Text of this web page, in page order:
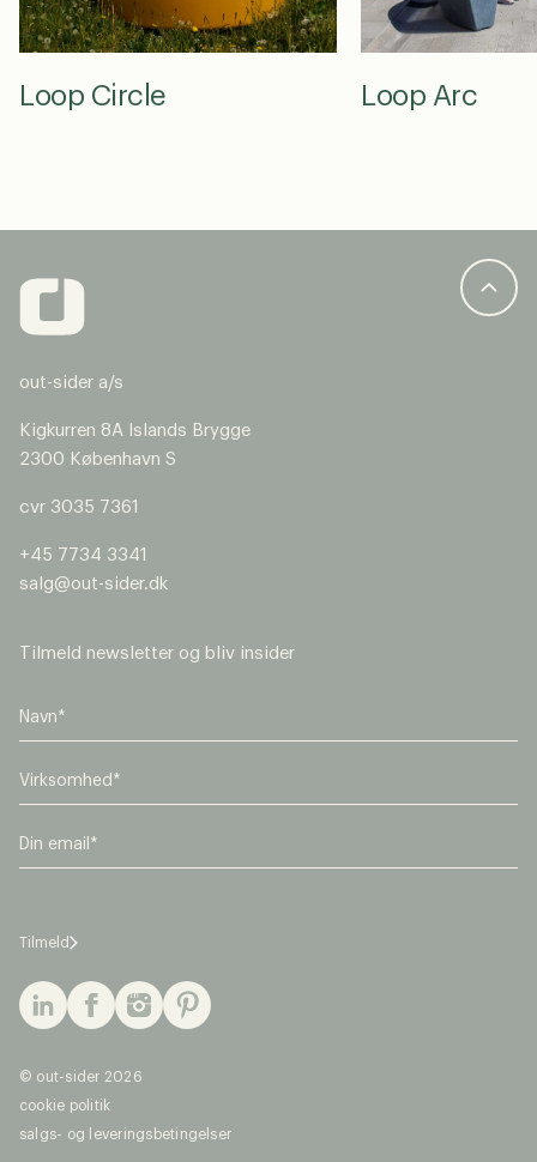
Loop Circle Loop Arc
out-sider a/s
Kigkurren 8A Islands Brygge
2300 København S
cvr 3035 7361
+45 7734 3341
salg@out-sider.dk
Tilmeld newsletter og bliv insider
V
k
s
h
d
*
E
Tilmeld
© out-sider 2026
cookie politik
salgs- og leveringsbetingelser